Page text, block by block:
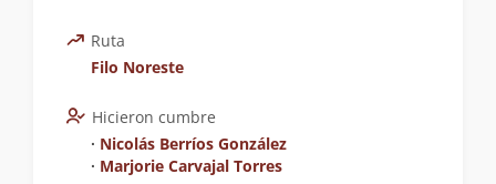
Ruta
Filo Noreste
Hicieron cumbre
∙ Nicolás Berríos González
∙ Marjorie Carvajal Torres